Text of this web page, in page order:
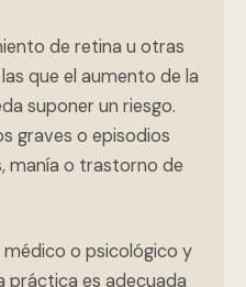
de retina u otras
que el aumento de la
suponer un riesgo.
graves o episodios
manía o trastorno de
o psicológico y
práctica es adecuada